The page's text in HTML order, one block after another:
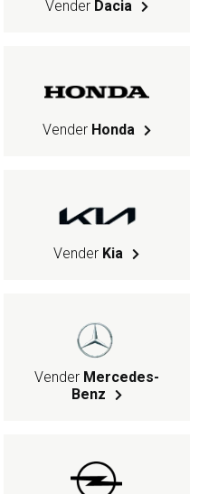
Vender Dacia
Vender Honda
Vender Kia
Vender Mercedes-
Benz